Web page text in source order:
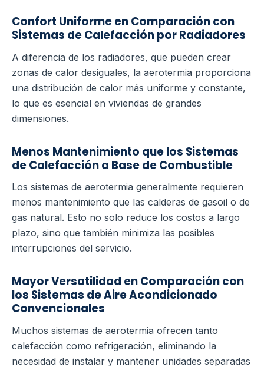
Confort Uniforme en Comparación con
Sistemas de Calefacción por Radiadores
A diferencia de los radiadores, que pueden crear
zonas de calor desiguales, la aerotermia proporciona
una distribución de calor más uniforme y constante,
lo que es esencial en viviendas de grandes
dimensiones.
Menos Mantenimiento que los Sistemas
de Calefacción a Base de Combustible
Los sistemas de aerotermia generalmente requieren
menos mantenimiento que las calderas de gasoil o de
gas natural. Esto no solo reduce los costos a largo
plazo, sino que también minimiza las posibles
interrupciones del servicio.
Mayor Versatilidad en Comparación con
los Sistemas de Aire Acondicionado
Convencionales
Muchos sistemas de aerotermia ofrecen tanto
calefacción como refrigeración, eliminando la
necesidad de instalar y mantener unidades separadas